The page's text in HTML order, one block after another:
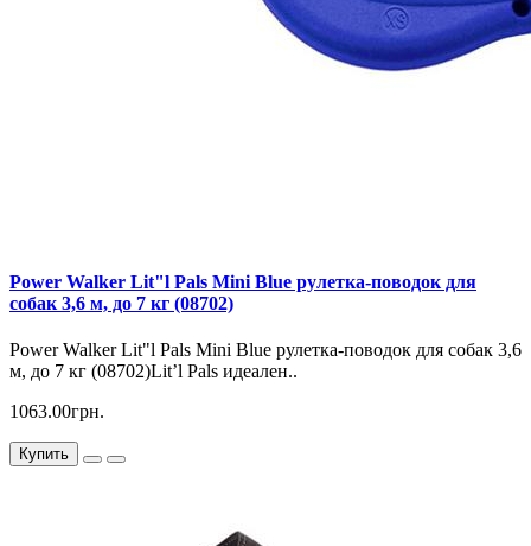
Power Walker Lit"l Pals Mini Blue рулетка-поводок для
собак 3,6 м, до 7 кг (08702)
Power Walker Lit"l Pals Mini Blue рулетка-поводок для собак 3,6
м, до 7 кг (08702)Lit’l Pals идеален..
1063.00грн.
Купить